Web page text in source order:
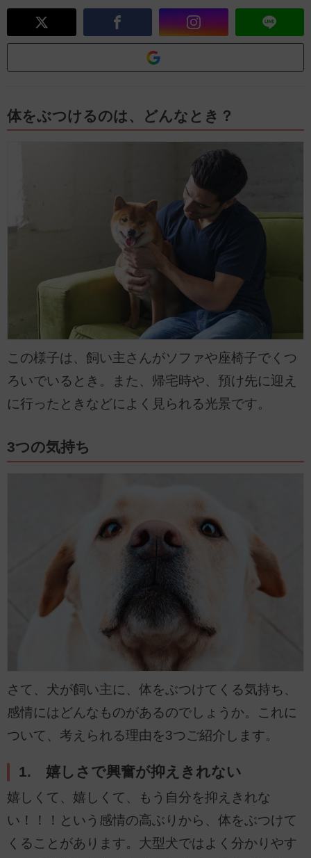
体をぶつけるのは、どんなとき？
この様子は、飼い主さんがソファや座椅子でくつ
ろいでいるとき。また、帰宅時や、預け先に迎え
に行ったときなどによく見られる光景です。
3つの気持ち
さて、犬が飼い主に、体をぶつけてくる気持ち、
感情にはどんなものがあるのでしょうか。これに
ついて、考えられる理由を3つご紹介します。
1. 嬉しさで興奮が抑えきれない
嬉しくて、嬉しくて、もう自分を抑えきれな
い！！！という感情の高ぶりから、体をぶつけて
くることがあります。大型犬ではよく分かりやす